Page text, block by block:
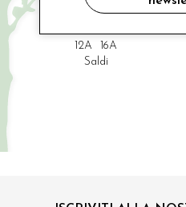
€ 111.00
12A
16A
Saldi